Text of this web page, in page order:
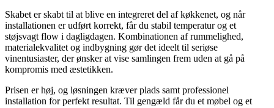
Skabet er skabt til at blive en integreret del af køkkenet, og når
installationen er udført korrekt, får du stabil temperatur og et
støjsvagt flow i dagligdagen. Kombinationen af rummelighed,
materialekvalitet og indbygning gør det ideelt til seriøse
vinentusiaster, der ønsker at vise samlingen frem uden at gå på
kompromis med æstetikken.
Prisen er høj, og løsningen kræver plads samt professionel
installation for perfekt resultat. Til gengæld får du et møbel og et